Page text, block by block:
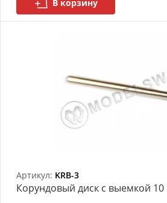
В корзину
Артикул: KRB-3
Корундовый диск с выемкой